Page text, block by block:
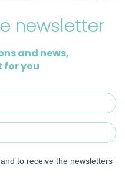
newsletter
and news,
for you
to receive the newsletters